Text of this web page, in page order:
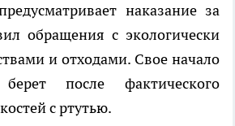
наказание за
обращения с экологически
и отходами. Свое начало
берет после фактического
с ртутью.